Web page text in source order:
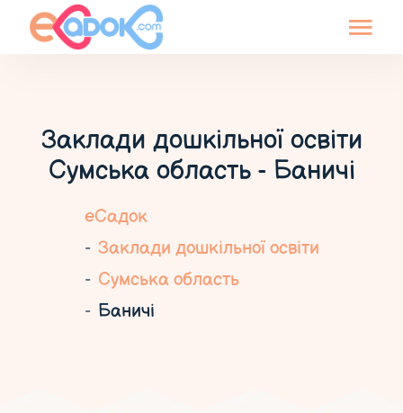
Заклади дошкільної освіти
Сумська область - Баничі
еСадок
Заклади дошкільної освіти
Сумська область
Баничі